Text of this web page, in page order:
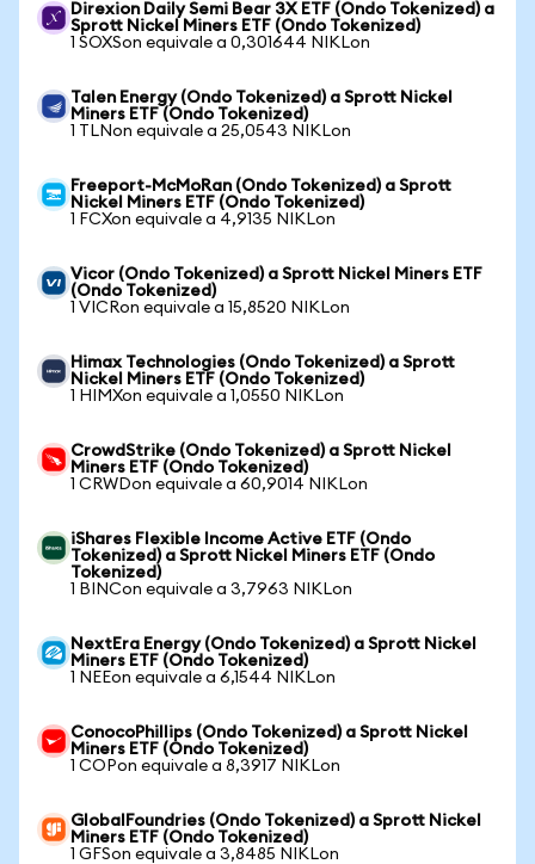
Direxion Daily Semi Bear 3X ETF (Ondo Tokenized) a
Sprott Nickel Miners ETF (Ondo Tokenized)
1 SOXSon equivale a 0,301644 NIKLon
Talen Energy (Ondo Tokenized) a Sprott Nickel
Miners ETF (Ondo Tokenized)
1 TLNon equivale a 25,0543 NIKLon
Freeport-McMoRan (Ondo Tokenized) a Sprott
Nickel Miners ETF (Ondo Tokenized)
1 FCXon equivale a 4,9135 NIKLon
Vicor (Ondo Tokenized) a Sprott Nickel Miners ETF
(Ondo Tokenized)
1 VICRon equivale a 15,8520 NIKLon
Himax Technologies (Ondo Tokenized) a Sprott
Nickel Miners ETF (Ondo Tokenized)
1 HIMXon equivale a 1,0550 NIKLon
CrowdStrike (Ondo Tokenized) a Sprott Nickel
Miners ETF (Ondo Tokenized)
1 CRWDon equivale a 60,9014 NIKLon
iShares Flexible Income Active ETF (Ondo
Tokenized) a Sprott Nickel Miners ETF (Ondo
Tokenized)
1 BINCon equivale a 3,7963 NIKLon
NextEra Energy (Ondo Tokenized) a Sprott Nickel
Miners ETF (Ondo Tokenized)
1 NEEon equivale a 6,1544 NIKLon
ConocoPhillips (Ondo Tokenized) a Sprott Nickel
Miners ETF (Ondo Tokenized)
1 COPon equivale a 8,3917 NIKLon
GlobalFoundries (Ondo Tokenized) a Sprott Nickel
Miners ETF (Ondo Tokenized)
1 GFSon equivale a 3,8485 NIKLon